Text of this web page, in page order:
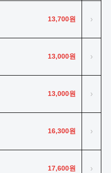
13,700원 ›
13,000원 ›
13,000원 ›
16,300원 ›
17,600원 ›